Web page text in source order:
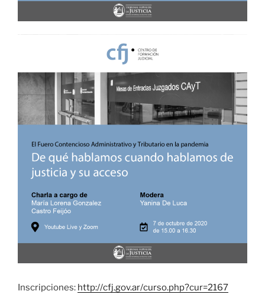
Inscripciones: http://cfj.gov.ar/curso.php?cur=2167